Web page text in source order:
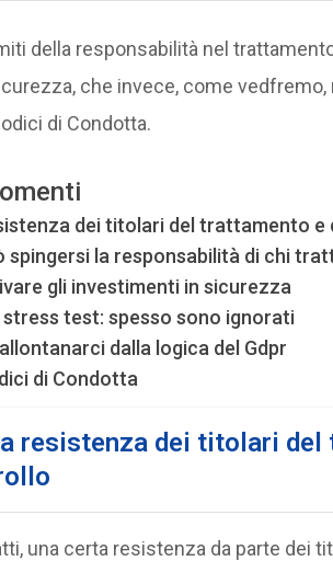
della responsabilità nel
che invece, come
di Condotta.
dei titolari del trattamento
spingersi la responsabilità di chi
gli investimenti in sicurezza
test: spesso sono ignorati
dalla logica del Gdpr
di Condotta
resistenza dei titolari del
una certa resistenza da parte dei